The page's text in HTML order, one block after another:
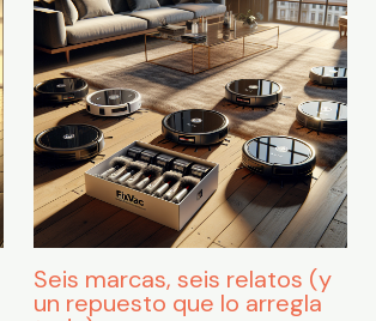
Seis marcas, seis relatos (y
un repuesto que lo arregla